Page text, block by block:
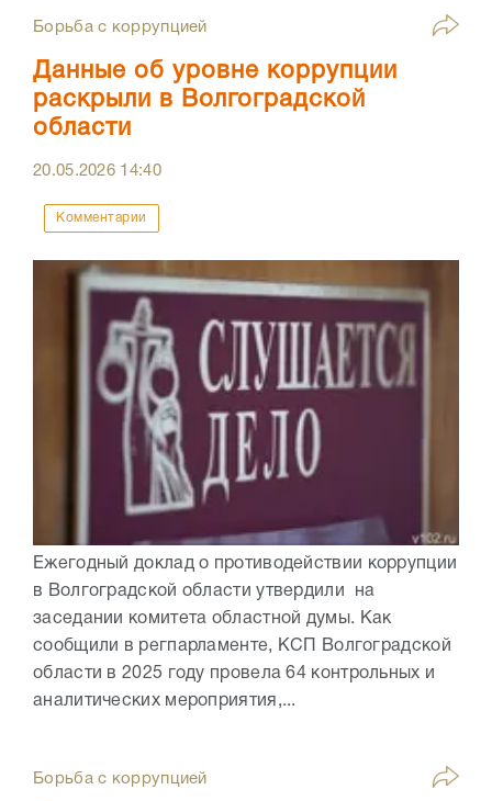
Борьба с коррупцией
Данные об уровне коррупции
раскрыли в Волгоградской
области
20.05.2026 14:40
Комментарии
Ежегодный доклад о противодействии коррупции
в Волгоградской области утвердили на
заседании комитета областной думы. Как
сообщили в регпарламенте, КСП Волгоградской
области в 2025 году провела 64 контрольных и
аналитических мероприятия,...
Борьба с коррупцией